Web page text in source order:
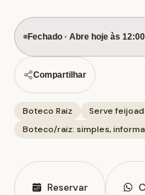
Fechado · Abre hoje às 12:00
Compartilhar
Boteco Raiz Serve
Boteco/raiz: simples,
Reservar